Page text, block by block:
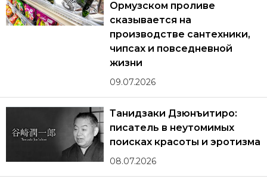
Ормузском проливе
сказывается на
производстве сантехники,
чипсах и повседневной
жизни
09.07.2026
Танидзаки Дзюнъитиро:
писатель в неутомимых
поисках красоты и эротизма
08.07.2026